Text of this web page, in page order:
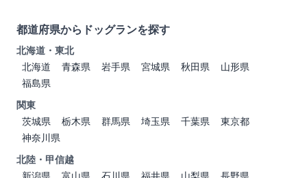
都道府県からドッグランを探す
北海道・東北
北海道
青森県 岩手県 宮城県 秋田県
山形県
福島県
関東
茨城県
栃木県 群馬県 埼玉県 千葉県
東京都
神奈川県
北陸・甲信越